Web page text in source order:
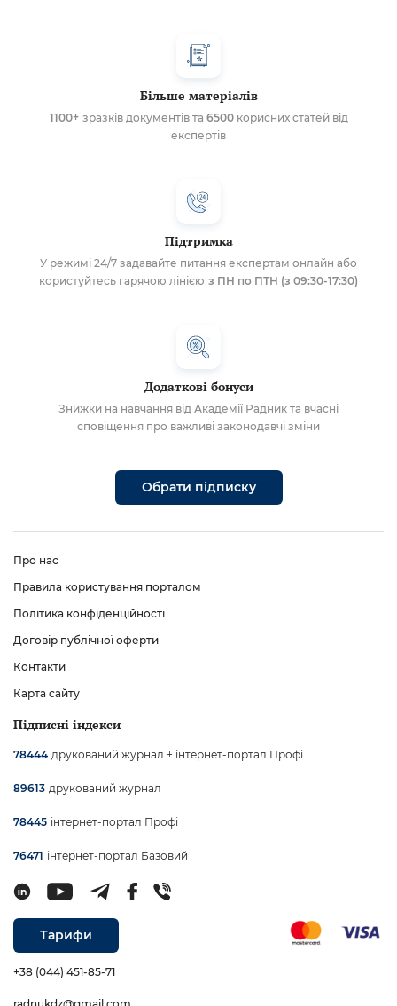
Більше матеріалів
1100+ зразків документів та 6500корисних статей від
експертів
Підтримка
У режимі 24/7 задавайте питання експертам онлайн або
користуйтесь гарячою лінією з ПН по ПТН (з 09:30-17:30)
Додаткові бонуси
Знижки на навчання від Академії Радник та вчасні
сповіщення про важливі законодавчі зміни
Обрати підписку
Про нас
Правила користування порталом
Політика конфіденційності
Договір публічної оферти
Контакти
Карта сайту
Підписні індекси
78444 друкований журнал + інтернет-портал Профі
89613 друкований журнал
78445 інтернет-портал Профі
76471 інтернет-портал Базовий
Тарифи
+38 (044) 451-85-71